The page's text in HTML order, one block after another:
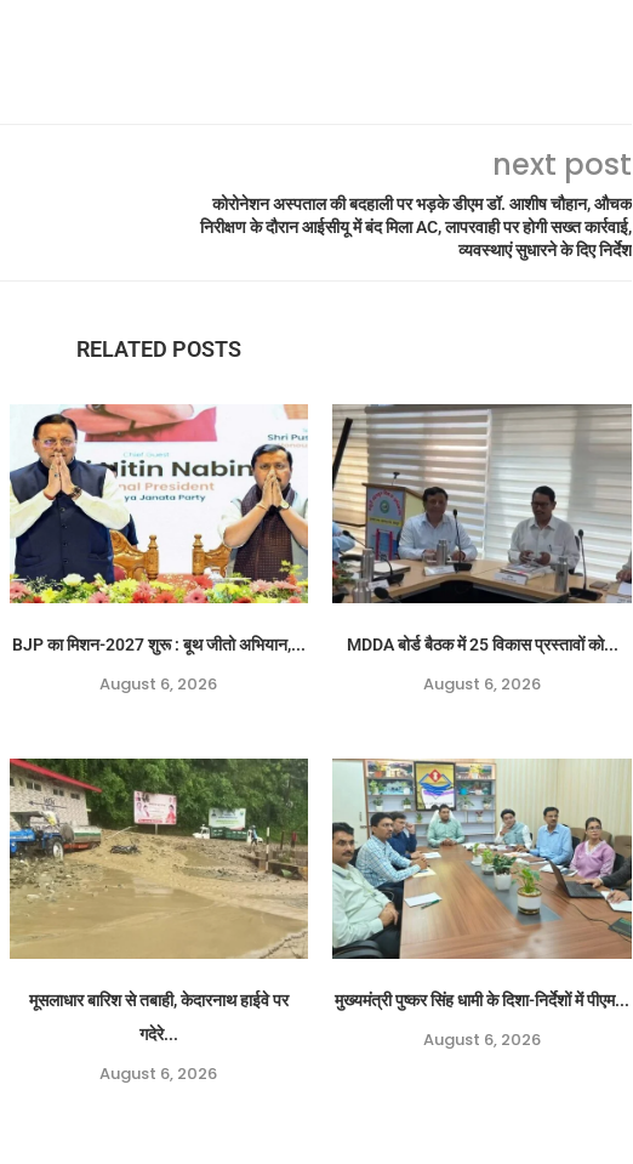
next post
कोरोनेशन अस्पताल की बदहाली पर भड़के डीएम डॉ. आशीष चौहान, औचक
निरीक्षण के दौरान आईसीयू में बंद मिला AC, लापरवाही पर होगी सख्त कार्रवाई,
व्यवस्थाएं सुधारने के दिए निर्देश
RELATED POSTS
BJP का मिशन-2027 शुरू : बूथ जीतो अभियान,...
August 6, 2026
MDDA बोर्ड बैठक में 25 विकास प्रस्तावों को...
August 6, 2026
मूसलाधार बारिश से तबाही, केदारनाथ हाईवे पर
गदेरे...
August 6, 2026
मुख्यमंत्री पुष्कर सिंह धामी के दिशा-निर्देशों में पीएम...
August 6, 2026